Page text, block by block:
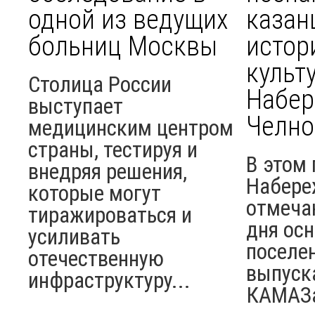
одной из ведущих
больниц Москвы
Столица России
выступает
медицинским центром
страны, тестируя и
внедряя решения,
которые могут
тиражироваться и
усиливать
отечественную
инфраструктуру...
В этом
дня